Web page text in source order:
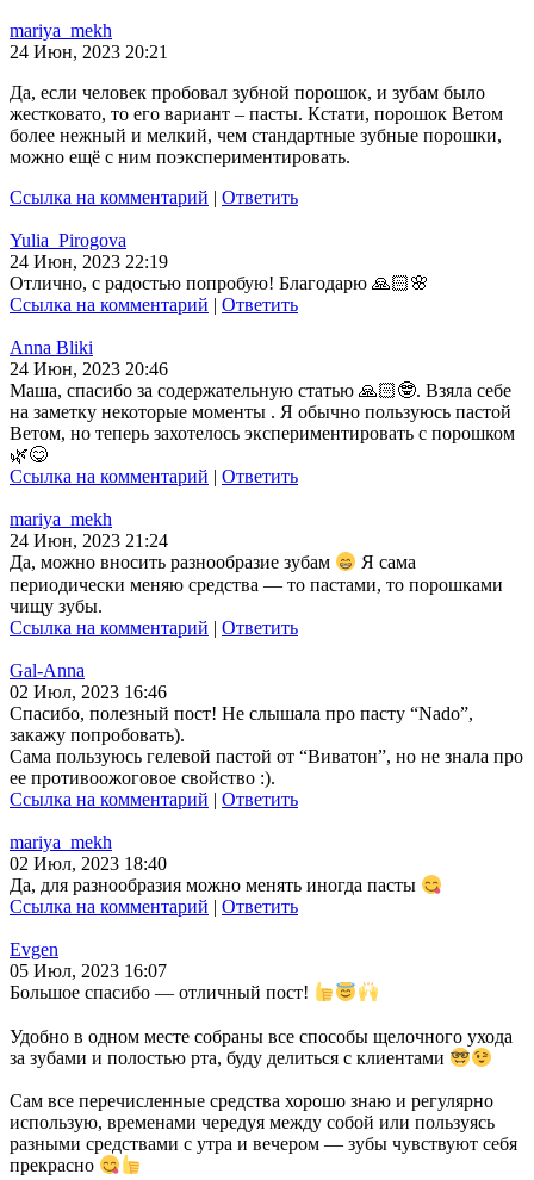
mariya_mekh
24 Июн, 2023 20:21
Да, если человек пробовал зубной порошок, и зубам было
жестковато, то его вариант – пасты. Кстати, порошок Ветом
более нежный и мелкий, чем стандартные зубные порошки,
можно ещё с ним поэкспериментировать.
Ссылка на комментарий | Ответить
Yulia_Pirogova
24 Июн, 2023 22:19
Отлично, с радостью попробую! Благодарю 🙏🏻🌸
Ссылка на комментарий | Ответить
Anna Bliki
24 Июн, 2023 20:46
Маша, спасибо за содержательную статью 🙏🏻🤓. Взяла себе
на заметку некоторые моменты . Я обычно пользуюсь пастой
Ветом, но теперь захотелось экспериментировать с порошком
🌿😋
Ссылка на комментарий | Ответить
mariya_mekh
24 Июн, 2023 21:24
Да, можно вносить разнообразие зубам
Я сама
периодически меняю средства — то пастами, то порошками
чищу зубы.
Ссылка на комментарий | Ответить
Gal-Anna
02 Июл, 2023 16:46
Спасибо, полезный пост! Не слышала про пасту “Nado”,
закажу попробовать).
Сама пользуюсь гелевой пастой от “Виватон”, но не знала про
ее противоожоговое свойство :).
Ссылка на комментарий | Ответить
mariya_mekh
02 Июл, 2023 18:40
Да, для разнообразия можно менять иногда пасты
Ссылка на комментарий | Ответить
Evgen
05 Июл, 2023 16:07
Большое спасибо — отличный пост!
Удобно в одном месте собраны все способы щелочного ухода
за зубами и полостью рта, буду делиться с клиентами
Сам все перечисленные средства хорошо знаю и регулярно
использую, временами чередуя между собой или пользуясь
разными средствами с утра и вечером — зубы чувствуют себя
прекрасно